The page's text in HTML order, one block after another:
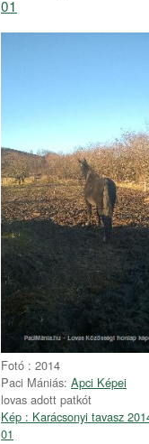
01
Fotó : 2014
Paci Mániás: Apci Képei
lovas adott patkót
Kép : Karácsonyi tavasz
01